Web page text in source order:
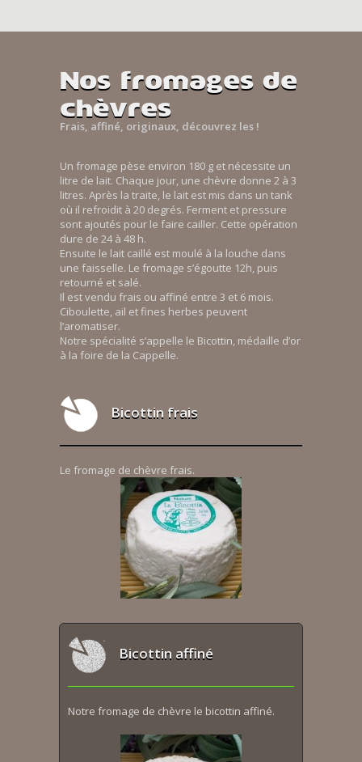
Nos fromages de
chèvres
Frais, affiné, originaux, découvrez les !
Un fromage pèse environ 180 g et nécessite un
litre de lait. Chaque jour, une chèvre donne 2 à 3
litres. Après la traite, le lait est mis dans un tank
où il refroidit à 20 degrés. Ferment et pressure
sont ajoutés pour le faire cailler. Cette opération
dure de 24 à 48 h.
Ensuite le lait caillé est moulé à la louche dans
une faisselle. Le fromage s’égoutte 12h, puis
retourné et salé.
Il est vendu frais ou affiné entre 3 et 6 mois.
Ciboulette, ail et fines herbes peuvent
l’aromatiser.
Notre spécialité s’appelle le Bicottin, médaille d’or
à la foire de la Cappelle.
Bicottin frais
Le fromage de chèvre frais.
Bicottin affiné
Notre fromage de chèvre le bicottin affiné.